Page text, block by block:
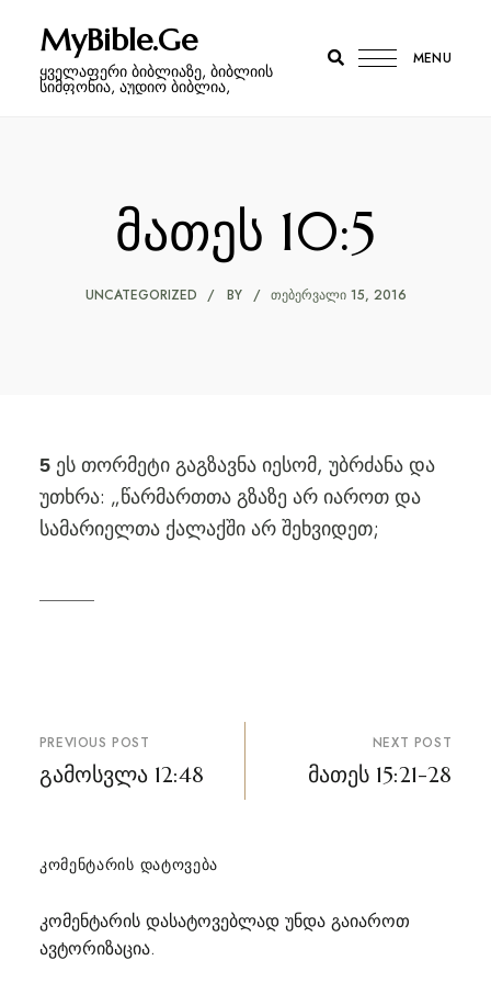
MyBible.Ge
ყველაფერი ბიბლიაზე, ბიბლიის
სიმფონია, აუდიო ბიბლია,
MENU
მათეს 10:5
UNCATEGORIZED BY ᲗᲔᲑᲔᲠᲕᲐᲚᲘ 15, 2016
5ეს თორმეტი გაგზავნა იესომ, უბრძანა და
უთხრა: „წარმართთა გზაზე არ იაროთ და
სამარიელთა ქალაქში არ შეხვიდეთ;
პოსტის
ნავიგაცია
PREVIOUS POST
გამოსვლა 12:48
NEXT POST
მათეს 15:21-28
ᲙᲝᲛᲔᲜᲢᲐᲠᲘᲡ ᲓᲐᲢᲝᲕᲔᲑᲐ
კომენტარის დასატოვებლად უნდა გაიაროთ
ავტორიზაცია.